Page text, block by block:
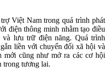
Việt Nam trong quá trình phát
điện thông minh nhằm tạo điều
lưu trữ điện năng. Quá trình
liền với chuyển đổi xã hội và
mới cũng như mở ra các cơ hội
trong tương lai.